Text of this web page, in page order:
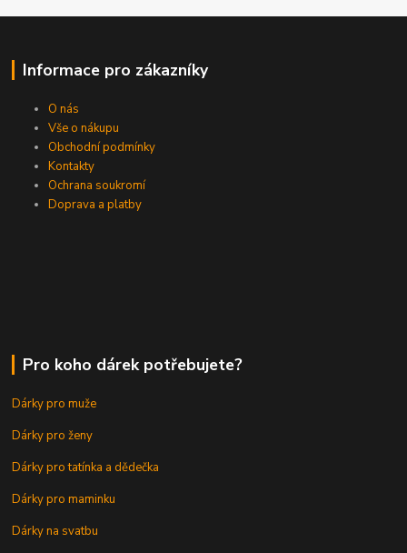
Informace pro zákazníky
O nás
Vše o nákupu
Obchodní podmínky
Kontakty
Ochrana soukromí
Doprava a platby
Pro koho dárek potřebujete?
Dárky pro muže
Dárky pro ženy
Dárky pro tatínka a dědečka
Dárky pro maminku
Dárky na svatbu